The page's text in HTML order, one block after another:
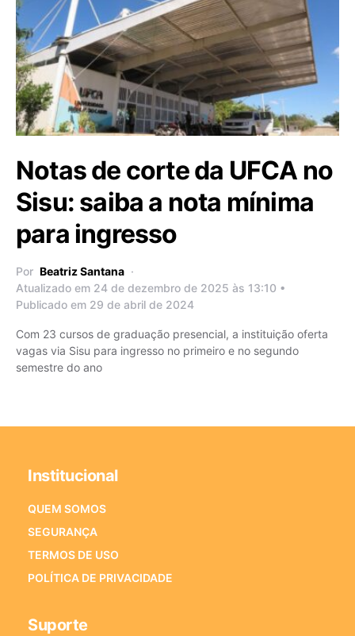
Notas de corte da UFCA no
Sisu: saiba a nota mínima
para ingresso
Por Beatriz Santana
Atualizado em 24 de dezembro de 2025 às 13:10 •
Publicado em 29 de abril de 2024
Com 23 cursos de graduação presencial, a instituição oferta
vagas via Sisu para ingresso no primeiro e no segundo
semestre do ano
Institucional
QUEM SOMOS
SEGURANÇA
TERMOS DE USO
POLÍTICA DE PRIVACIDADE
Suporte